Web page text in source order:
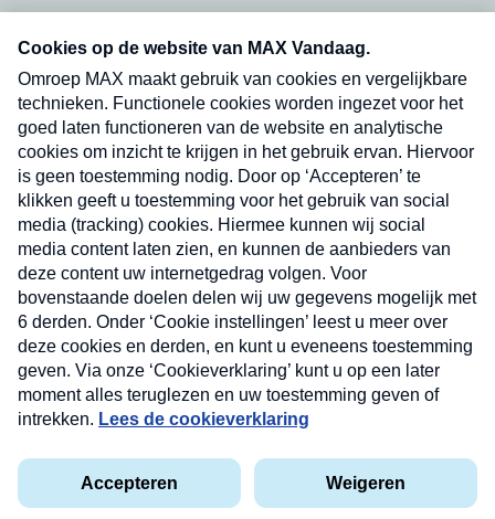
Neem hier een gratis abonnement op onze
nieuwsbrief. Elke vrijdag- en dinsdagochtend in
uw mailbox.
Verzend
Privacyverklaring
Cookieverklaring
Kwetsbaarheid melden
Nieuwsbrief
Neem hier een gratis abonnement op onze
nieuwsbrief. Elke vrijdag- en dinsdagochtend in uw